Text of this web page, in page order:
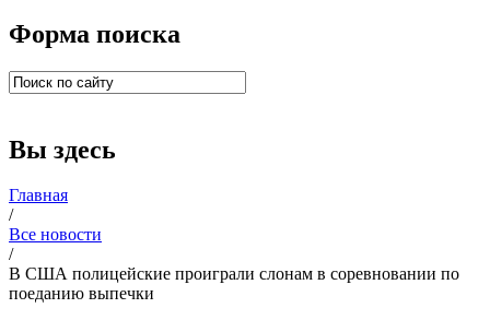
Форма поиска
Вы здесь
Главная
/
Все новости
/
В США полицейские проиграли слонам в соревновании по
поеданию выпечки